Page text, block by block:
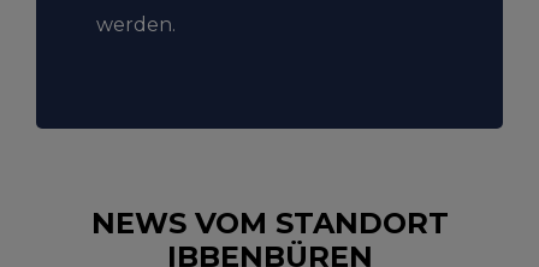
werden.
NEWS VOM STANDORT
IBBENBÜREN